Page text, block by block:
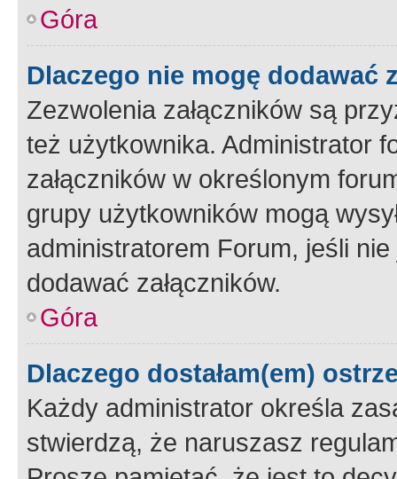
Góra
Dlaczego nie mogę dodawać
Zezwolenia załączników są
też użytkownika. Administrator
załączników w określonym
grupy użytkowników mogą
administratorem Forum, jeśli
dodawać załączników.
Góra
Dlaczego dostałam(em)
Każdy administrator określa
stwierdzą, że naruszasz